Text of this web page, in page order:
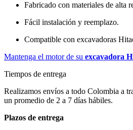
Fabricado con materiales de alta
Fácil instalación y reemplazo.
Compatible con excavadoras
Mantenga el motor de su excavadora
Tiempos de entrega
Realizamos envíos a todo Colombia a
un promedio de 2 a 7 días hábiles.
Plazos de entrega